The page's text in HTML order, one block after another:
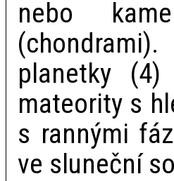
nebo
planetky
mateority s
s rannými
ve sluneční